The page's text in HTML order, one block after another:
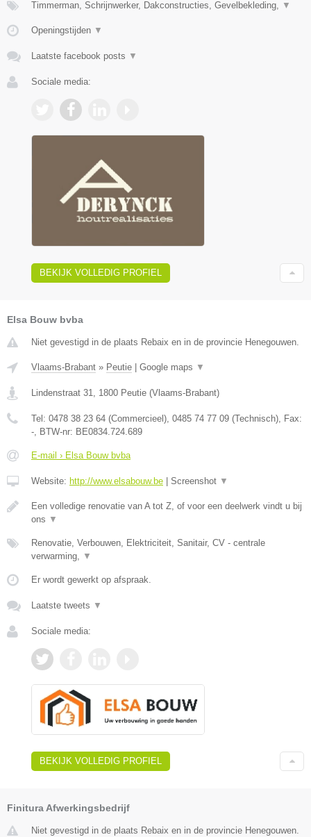
Timmerman, Schrijnwerker, Dakconstructies, Gevelbekleding, ▼
Openingstijden ▼
Laatste facebook posts ▼
Sociale media:
BEKIJK VOLLEDIG PROFIEL
Elsa Bouw bvba
Niet gevestigd in de plaats Rebaix en in de provincie Henegouwen.
Vlaams-Brabant » Peutie Google maps ▼
Lindenstraat 31 1800 Peutie (Vlaams-Brabant)
Tel: 0478 38 23 64 (Commercieel), 0485 74 77 09 (Technisch) , Fax:
- , BTW-nr: BE0834.724.689
E-mail › Elsa Bouw bvba
Website: http://www.elsabouw.be Screenshot ▼
Een volledige renovatie van A tot Z, of voor een deelwerk vindt u bij
ons ▼
Renovatie, Verbouwen, Elektriciteit, Sanitair, CV - centrale
verwarming,
▼
Er wordt gewerkt op afspraak.
Laatste tweets ▼
Sociale media:
BEKIJK VOLLEDIG PROFIEL
Finitura Afwerkingsbedrijf
Niet gevestigd in de plaats Rebaix en in de provincie Henegouwen.